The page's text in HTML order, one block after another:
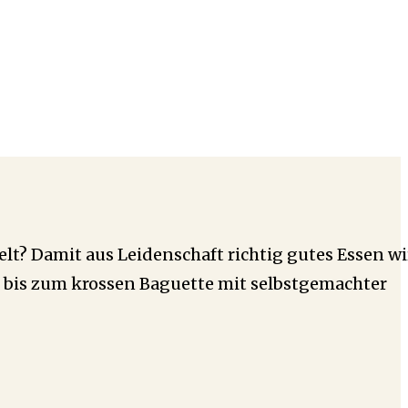
Damit aus Leidenschaft richtig gutes Essen
zum krossen Baguette mit selbstgemachter